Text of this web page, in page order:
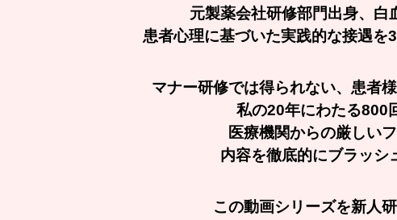
元製薬会社研修部門出身、白
患者心理に基づいた実践的な接遇を
マナー研修では得られない、患者
私の20年にわたる800
医療機関からの厳しい
内容を徹底的にブラッシ
この動画シリーズを新人